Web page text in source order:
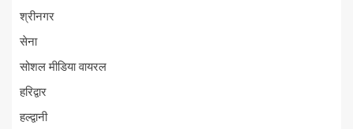
श्रीनगर
सेना
सोशल मीडिया वायरल
हरिद्वार
हल्द्वानी